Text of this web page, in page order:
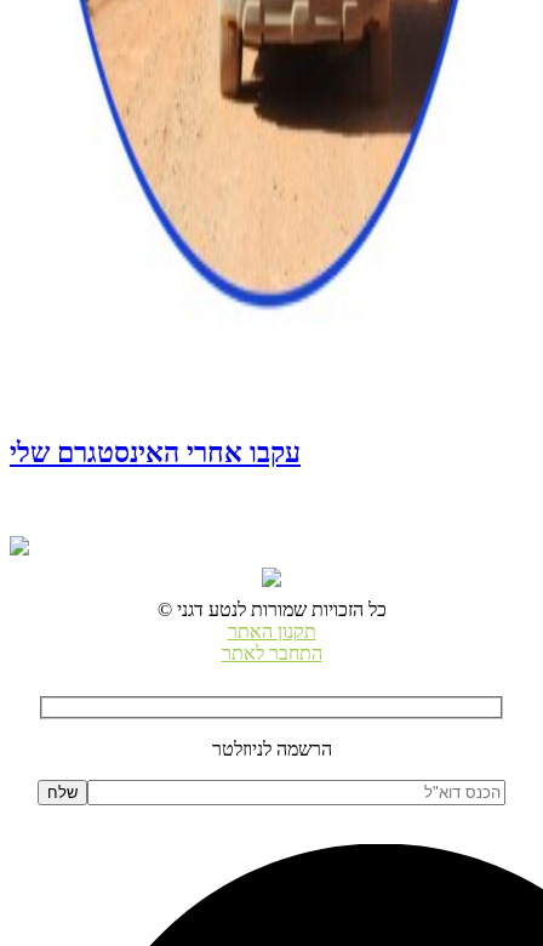
עקבו אחרי האינסטגרם שלי
© כל הזכויות שמורות לנטע דגני
תקנון האתר
התחבר לאתר
הרשמה לניוזלטר